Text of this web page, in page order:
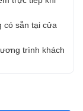
có sẵn tại cửa
trình khách